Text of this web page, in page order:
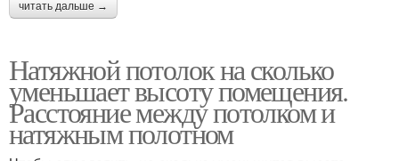
читать дальше →
Натяжной потолок на сколько
уменьшает высоту помещения.
Расстояние между потолком и
натяжным полотном